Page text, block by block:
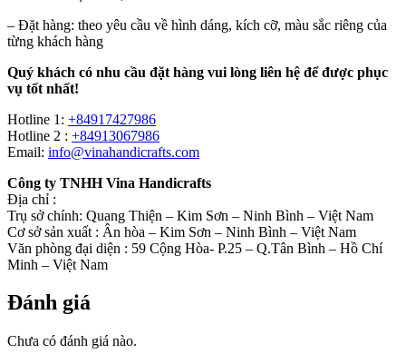
– Đặt hàng: theo yêu cầu về hình dáng, kích cỡ, màu sắc riêng của
từng khách hàng
Quý khách có nhu cầu đặt hàng vui lòng liên hệ để được phục
vụ tốt nhất!
Hotline 1: +84917427986
Hotline 2 : +84913067986
Email: info@vinahandicrafts.com
Công ty TNHH Vina Handicrafts
Địa chỉ :
Trụ sở chính: Quang Thiện – Kim Sơn – Ninh Bình – Việt Nam
Cơ sở sản xuất : Ân hòa – Kim Sơn – Ninh Bình – Việt Nam
Văn phòng đại diện : 59 Cộng Hòa- P.25 – Q.Tân Bình – Hồ Chí
Minh – Việt Nam
Đánh giá
Chưa có đánh giá nào.